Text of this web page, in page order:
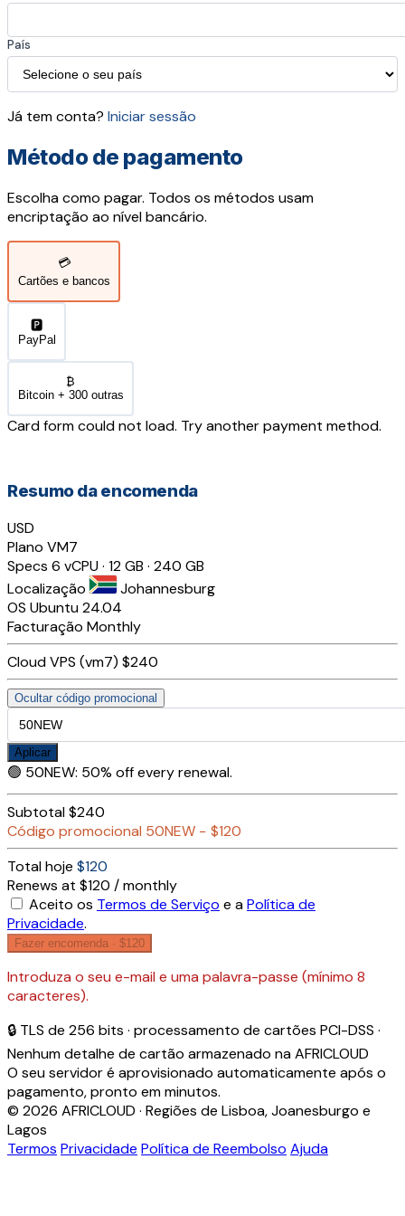
País
Já tem conta? Iniciar sessão
Método de pagamento
Escolha como pagar. Todos os métodos usam
encriptação ao nível bancário.
💳
Cartões e bancos
🅿️
PayPal
₿
Bitcoin + 300 outras
Card form could not load. Try another payment method.
Resumo da encomenda
USD
Plano VM7
Specs 6 vCPU · 12 GB · 240 GB
Localização
Johannesburg
OS Ubuntu 24.04
Facturação Monthly
Cloud VPS (vm7) $240
Ocultar código promocional
Aplicar
🟢 50NEW: 50% off every renewal.
Subtotal$240
Código promocional 50NEW − $120
Total hoje $120
Renews at $120 / monthly
Aceito os Termos de Serviço e aPolítica de
Privacidade.
Fazer encomenda · $120
Introduza o seu e-mail e uma palavra-passe (mínimo 8
caracteres).
🔒 TLS de 256 bits · processamento de cartões PCI-DSS ·
Nenhum detalhe de cartão armazenado na AFRICLOUD
O seu servidor é aprovisionado automaticamente após o
pagamento, pronto em minutos.
© 2026 AFRICLOUD · Regiões de Lisboa, Joanesburgo e
Lagos
Termos Privacidade Política de Reembolso Ajuda